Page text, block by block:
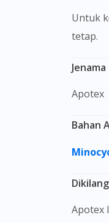
Untuk kegunaan oral sahaja. Telan sebiji ubat ini dengan air. Jangan kunyah, potong atau hancurkan. Ubat ini sebaiknya diambil pada masa yang
tetap.
Jenama
Apotex
Bahan
Apotex